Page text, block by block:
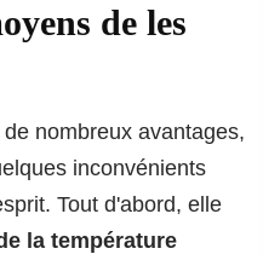
de les
nombreux avantages,
inconvénients
Tout d'abord, elle
la température